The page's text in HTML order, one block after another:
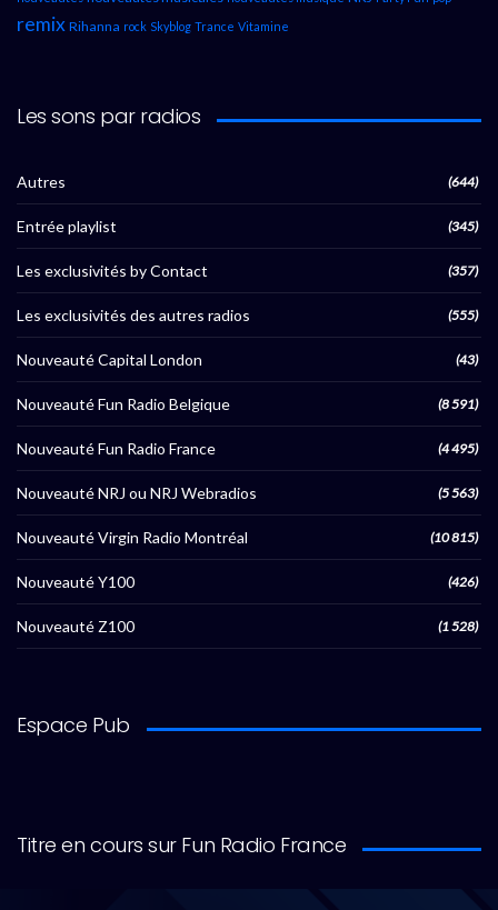
remix Rihanna rock Skyblog Trance Vitamine
Les sons par radios
Autres (644)
Entrée playlist (345)
Les exclusivités by Contact (357)
Les exclusivités des autres radios (555)
Nouveauté Capital London (43)
Nouveauté Fun Radio Belgique (8 591)
Nouveauté Fun Radio France (4 495)
Nouveauté NRJ ou NRJ Webradios (5 563)
Nouveauté Virgin Radio Montréal (10 815)
Nouveauté Y100 (426)
Nouveauté Z100 (1 528)
Espace Pub
Titre en cours sur Fun Radio France